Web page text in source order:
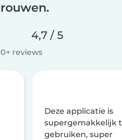
4,7 / 5
reviews
Deze applicatie is
supergemakkelijk
gebruiken, super